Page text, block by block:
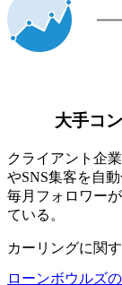
大手コ
クライアント企
やSNS集客を自
毎月フォロワー
ている。
カーリングに関
ローンボウルズ